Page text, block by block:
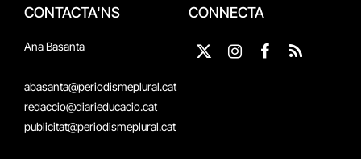
CONTACTA'NS
Ana Basanta
abasanta@periodismeplural.cat
redaccio@diarieducacio.cat
publicitat@periodismeplural.cat
CONNECTA
X
Instagram
Facebook
RSS